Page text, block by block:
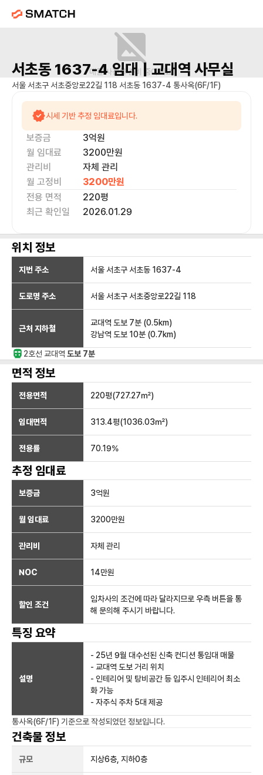
매물 사진을 준비 중이에요.
서초동 1637-4임대 | 교대역 사무실
서울 서초구 서초중앙로22길 118 서초동 1637-4 통사옥(6F/1F)
시세 기반 추정 임대료입니다.
보증금 3억원
월 임대료
3200만원
관리비
자체 관리
월 고정비
3200만원
전용 면적
220평
최근 확인일
2026.01.29
위치 정보
지번 주소 서울 서초구 서초동 1637-4
도로명 주소 서울 서초구 서초중앙로22길 118
근처 지하철
교대역 도보 7분 (0.5km)
강남역 도보 10분 (0.7km)
2호선 교대역 도보 7분
면적 정보
전용면적 220평(727.27㎡)
임대면적 313.4평(1036.03㎡)
전용률 70.19%
추정 임대료
보증금 3억원
월 임대료 3200만원
관리비 자체 관리
NOC 14만원
할인 조건
임차사의 조건에 따라 달라지므로 우측 버튼을 통
해 문의해 주시기 바랍니다.
특징 요약
설명
- 25년 9월 대수선된 신축 컨디션 통임대 매물
- 교대역 도보 거리 위치
- 인테리어 및 탕비공간 등 입주시 인테리어 최소
화 가능
- 자주식 주차 5대 제공
통사옥(6F/1F) 기준으로 작성되었던 정보입니다.
건축물 정보
규모 지상6층, 지하0층